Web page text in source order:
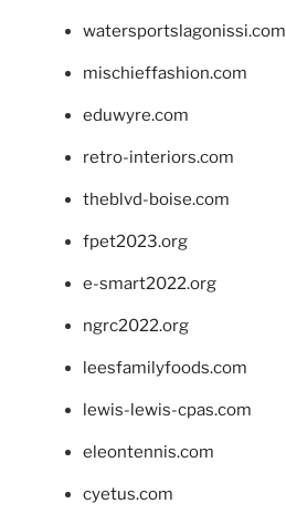
watersportslagonissi.com
mischieffashion.com
eduwyre.com
retro-interiors.com
theblvd-boise.com
fpet2023.org
e-smart2022.org
ngrc2022.org
leesfamilyfoods.com
lewis-lewis-cpas.com
eleontennis.com
cyetus.com